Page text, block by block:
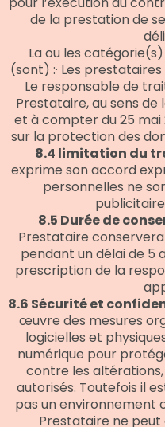
de la prestation de
La ou les
(sont) :· Les
Le responsable de
Prestataire, au sens
et à compter du 25 mai
sur la protection des
8.4 limitation du
exprime son accord
personnelles ne
8.5 Durée de
Prestataire
pendant un délai de 5
prescription de la
8.6 Sécurité et
œuvre des mesures
logicielles et
numérique pour
contre les
autorisés. Toutefois il
pas un environnement
Prestataire ne